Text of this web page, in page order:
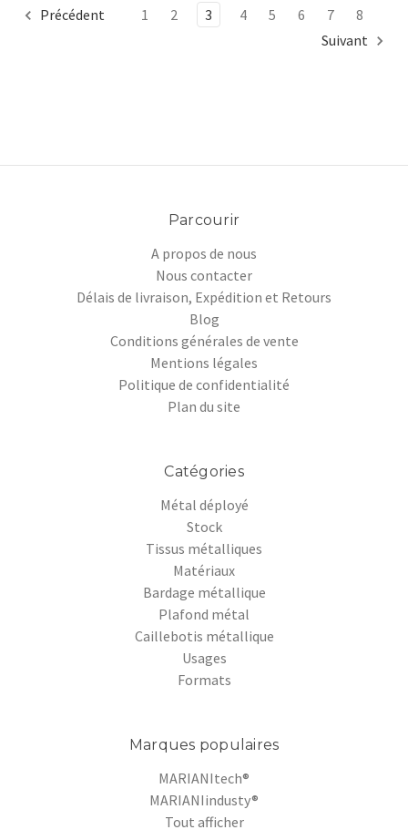
Précédent 1 2 3 4 5 6 7
8
Suivant
Parcourir
A propos de nous
Nous contacter
Délais de livraison, Expédition et Retours
Blog
Conditions générales de vente
Mentions légales
Politique de confidentialité
Plan du site
Catégories
Métal déployé
Stock
Tissus métalliques
Matériaux
Bardage métallique
Plafond métal
Caillebotis métallique
Usages
Formats
Marques populaires
MARIANItech®
MARIANIindusty®
Tout afficher